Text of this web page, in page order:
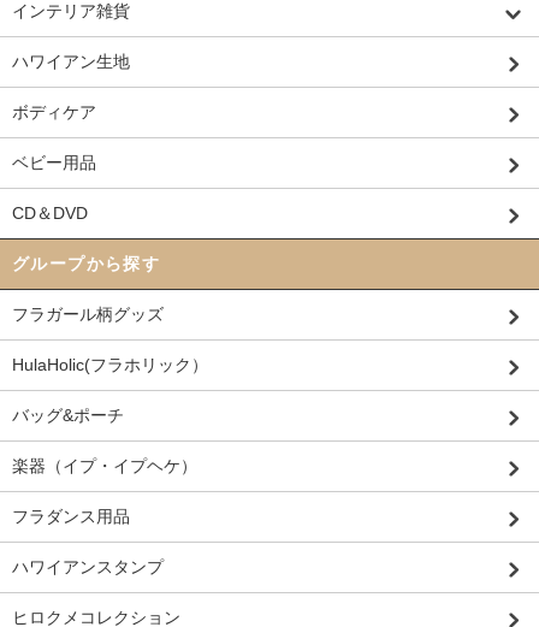
インテリア雑貨
ハワイアン生地
ボディケア
ベビー用品
CD＆DVD
グループから探す
フラガール柄グッズ
HulaHolic(フラホリック）
バッグ&ポーチ
楽器（イプ・イプヘケ）
フラダンス用品
ハワイアンスタンプ
ヒロクメコレクション